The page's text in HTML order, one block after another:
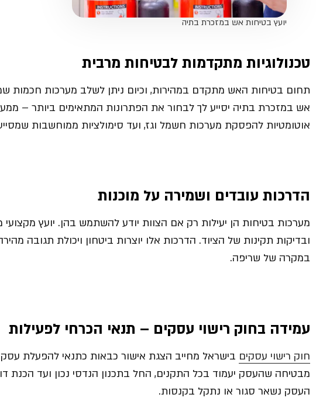
יועץ בטיחות אש במזכרת בתיה
טכנולוגיות מתקדמות לבטיחות מרבית
תחום בטיחות האש מתקדם במהירות, וכיום ניתן לשלב מערכות חכמות
אש במזכרת בתיה יסייע לך לבחור את הפתרונות המתאימים ביותר –
אוטומטיות להפסקת מערכות חשמל וגז, ועד סימולציות ממוחשבות
הדרכות עובדים ושמירה על מוכנות
מערכות בטיחות הן יעילות רק אם הצוות יודע להשתמש בהן. יועץ
ובדיקות תקינות של הציוד. הדרכות אלו יוצרות ביטחון ויכולת תגובה
במקרה של שריפה.
עמידה בחוק רישוי עסקים – תנאי הכרחי לפעילות
חוק רישוי עסקים בישראל מחייב הצגת אישור כבאות כתנאי להפעלת
מבטיחה שהעסק יעמוד בכל התקנים, החל בתכנון הנדסי נכון ועד הכנת
העסק נשאר סגור או נתקל בקנסות.